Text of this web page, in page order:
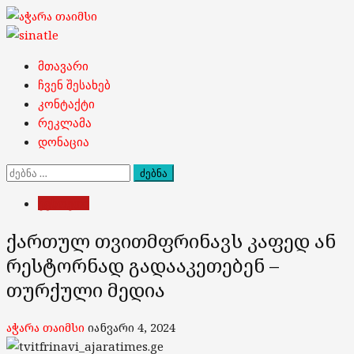
Skip
to
Primary
Menu
მთავარი
ჩვენ შესახებ
კონტაქტი
რეკლამა
დონაცია
ძებნა:
ქართულ თვითმფრინავს კაფედ ან
რესტორნად გადააკეთებენ –
თურქული მედია
აჭარა თაიმსი იანვარი 4, 2024